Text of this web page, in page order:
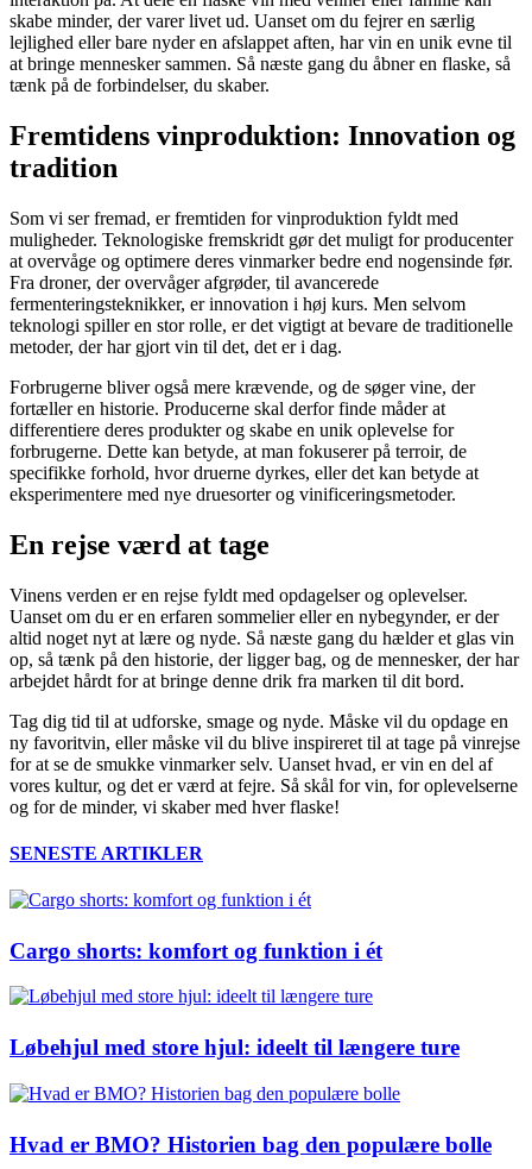
skabe minder, der varer livet ud. Uanset om du fejrer en særlig
lejlighed eller bare nyder en afslappet aften, har vin en unik evne til
at bringe mennesker sammen. Så næste gang du åbner en flaske, så
tænk på de forbindelser, du skaber.
Fremtidens vinproduktion: Innovation og
tradition
Som vi ser fremad, er fremtiden for vinproduktion fyldt med
muligheder. Teknologiske fremskridt gør det muligt for producenter
at overvåge og optimere deres vinmarker bedre end nogensinde før.
Fra droner, der overvåger afgrøder, til avancerede
fermenteringsteknikker, er innovation i høj kurs. Men selvom
teknologi spiller en stor rolle, er det vigtigt at bevare de traditionelle
metoder, der har gjort vin til det, det er i dag.
Forbrugerne bliver også mere krævende, og de søger vine, der
fortæller en historie. Producerne skal derfor finde måder at
differentiere deres produkter og skabe en unik oplevelse for
forbrugerne. Dette kan betyde, at man fokuserer på terroir, de
specifikke forhold, hvor druerne dyrkes, eller det kan betyde at
eksperimentere med nye druesorter og vinificeringsmetoder.
En rejse værd at tage
Vinens verden er en rejse fyldt med opdagelser og oplevelser.
Uanset om du er en erfaren sommelier eller en nybegynder, er der
altid noget nyt at lære og nyde. Så næste gang du hælder et glas vin
op, så tænk på den historie, der ligger bag, og de mennesker, der har
arbejdet hårdt for at bringe denne drik fra marken til dit bord.
Tag dig tid til at udforske, smage og nyde. Måske vil du opdage en
ny favoritvin, eller måske vil du blive inspireret til at tage på vinrejse
for at se de smukke vinmarker selv. Uanset hvad, er vin en del af
vores kultur, og det er værd at fejre. Så skål for vin, for oplevelserne
og for de minder, vi skaber med hver flaske!
SENESTE ARTIKLER
Cargo shorts: komfort og funktion i ét
Løbehjul med store hjul: ideelt til længere ture
Hvad er BMO? Historien bag den populære bolle